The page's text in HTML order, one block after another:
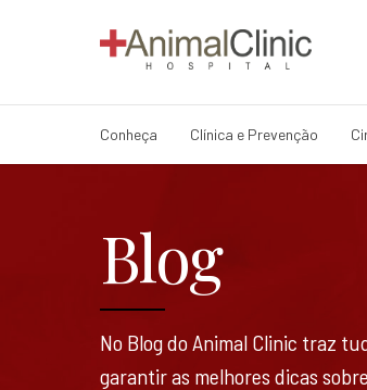
Conheça Clínica e Prevenção
Blog
No Blog do Animal Clinic traz
garantir as melhores dicas